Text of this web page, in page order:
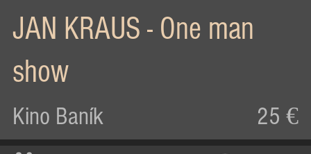
JAN KRAUS - One man
show
Kino Baník 25 €